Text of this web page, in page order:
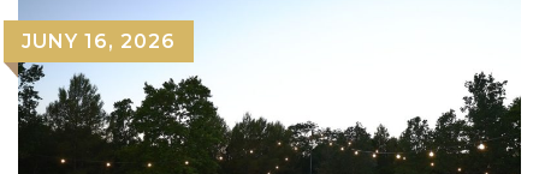
ANDBANK
JA
ESTÀ
EN
MARXA:
RESERVA
JUNY 16, 2026